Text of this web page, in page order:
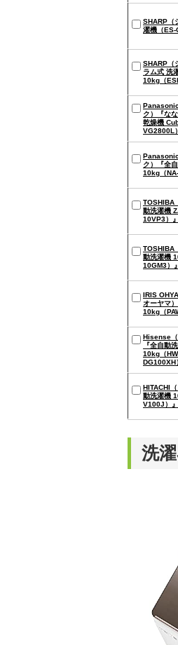
SHARP（
濯機（‎ES-
SHARP（
ラム式 洗
10kg（
ク）『な
乾燥機
VG2800L
ク）『全
10kg（
TOSHIBA
動洗濯機
10VP3）』
TOSHIBA
動洗濯機
10GM3）』
IRIS
オーヤマ
10kg（‎
Hisense（
『全自動
10kg（
DG100XH
HITACHI
動洗濯機
V100J）』
洗